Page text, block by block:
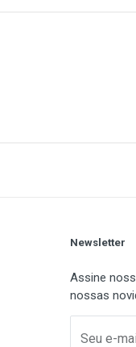
Newsletter
Assine
nossas
Seu e-